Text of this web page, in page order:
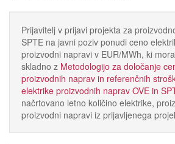
Prijavitelj v prijavi projekta za
SPTE na javni poziv ponudi ceno
proizvodni napravi v EUR/MWh, ki
skladno z Metodologijo za določanje
proizvodnih naprav in referenčnih
elektrike proizvodnih naprav OVE in
načrtovano letno količino elektrike,
proizvodni napravi iz prijavljenega